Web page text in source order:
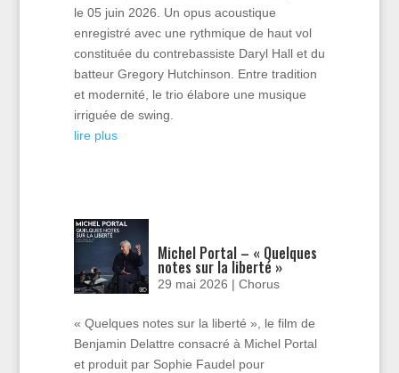
le 05 juin 2026. Un opus acoustique
enregistré avec une rythmique de haut vol
constituée du contrebassiste Daryl Hall et du
batteur Gregory Hutchinson. Entre tradition
et modernité, le trio élabore une musique
irriguée de swing.
lire plus
Michel Portal – « Quelques
notes sur la liberté »
29 mai 2026 |Chorus
« Quelques notes sur la liberté », le film de
Benjamin Delattre consacré à Michel Portal
et produit par Sophie Faudel pour